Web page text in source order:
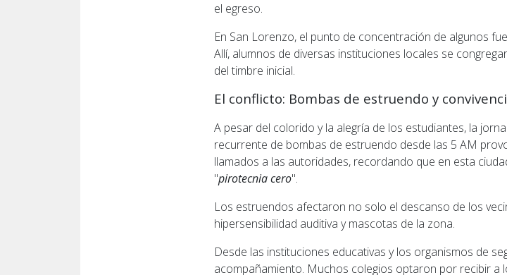
el egreso.
En San Lorenzo, el punto de concentración de algunos
Allí, alumnos de diversas instituciones locales se
del timbre inicial.
El conflicto: Bombas de estruendo y
A pesar del colorido y la alegría de los estudiantes, la
recurrente de bombas de estruendo desde las 5 AM
llamados a las autoridades, recordando que en esta
"pirotecnia cero".
Los estruendos afectaron no solo el descanso de los
hipersensibilidad auditiva y mascotas de la zona.
Desde las instituciones educativas y los organismos de
acompañamiento. Muchos colegios optaron por recibir a